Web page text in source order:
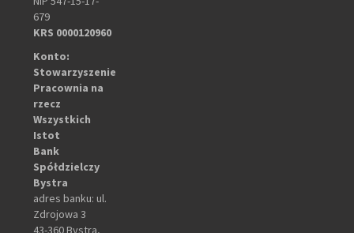
679
KRS 0000120960
Konto:
Stowarzyszenie
Pracownia na
rzecz
Wszystkich
Istot
Bank
Spółdzielczy
Bystra
adres banku: ul.
Zdrojowa 3
43-360 Bystra,